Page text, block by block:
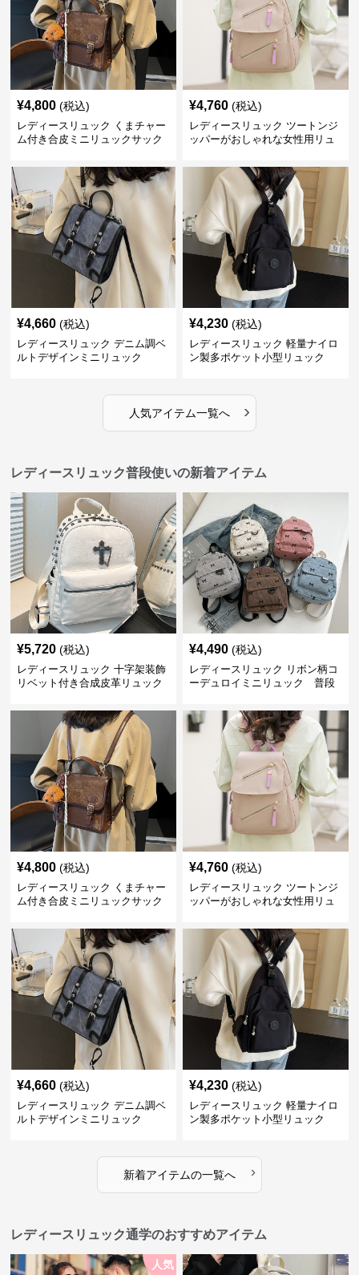
¥4,800 (税込)
レディースリュック くまチャー
ム付き合皮ミニリュックサック
¥4,760 (税込)
レディースリュック ツートンジ
ッパーがおしゃれな女性用リュ
¥4,660 (税込)
レディースリュック デニム調ベ
ルトデザインミニリュック
¥4,230 (税込)
レディースリュック 軽量ナイロ
ン製多ポケット小型リュック
人気アイテム一覧へ ›
レディースリュック普段使いの新着アイテム
¥5,720 (税込)
レディースリュック 十字架装飾
リベット付き合成皮革リュック
¥4,490 (税込)
レディースリュック リボン柄コ
ーデュロイミニリュック 普段
¥4,800 (税込)
レディースリュック くまチャー
ム付き合皮ミニリュックサック
¥4,760 (税込)
レディースリュック ツートンジ
ッパーがおしゃれな女性用リュ
¥4,660 (税込)
レディースリュック デニム調ベ
ルトデザインミニリュック
¥4,230 (税込)
レディースリュック 軽量ナイロ
ン製多ポケット小型リュック
新着アイテムの一覧へ ›
レディースリュック通学のおすすめアイテム
人気